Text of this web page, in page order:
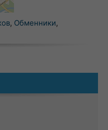
, Обменники,